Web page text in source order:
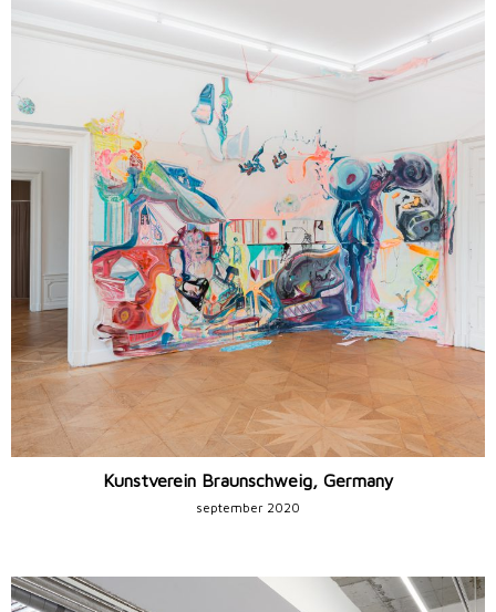
Kunstverein Braunschweig, Germany
september 2020